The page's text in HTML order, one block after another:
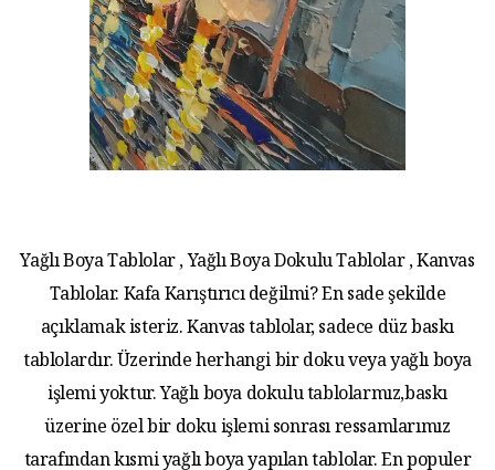
Yağlı Boya Tablolar , Yağlı Boya Dokulu Tablolar , Kanvas
Tablolar. Kafa Karıştırıcı değilmi? En sade şekilde
açıklamak isteriz. Kanvas tablolar, sadece düz baskı
tablolardır. Üzerinde herhangi bir doku veya yağlı boya
işlemi yoktur. Yağlı boya dokulu tablolarmız,baskı
üzerine özel bir doku işlemi sonrası ressamlarımız
tarafından kısmi yağlı boya yapılan tablolar. En populer